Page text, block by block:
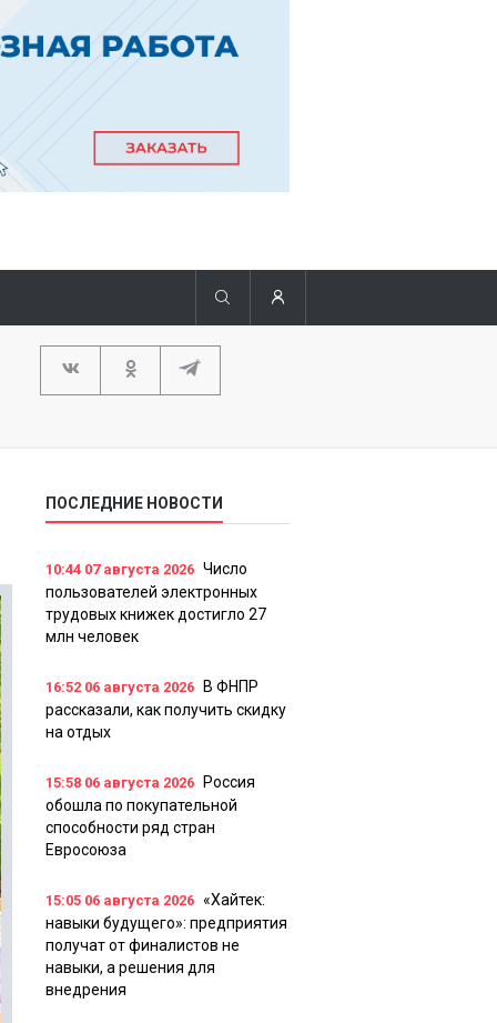
ПОСЛЕДНИЕ НОВОСТИ
10:44 07 августа 2026 Число
пользователей электронных
трудовых книжек достигло 27
млн человек
16:52 06 августа 2026
В ФНПР
рассказали, как получить скидку
на отдых
15:58 06 августа 2026
Россия
обошла по покупательной
способности ряд стран
Евросоюза
15:05 06 августа 2026 «Хайтек:
навыки будущего»: предприятия
получат от финалистов не
навыки, а решения для
внедрения